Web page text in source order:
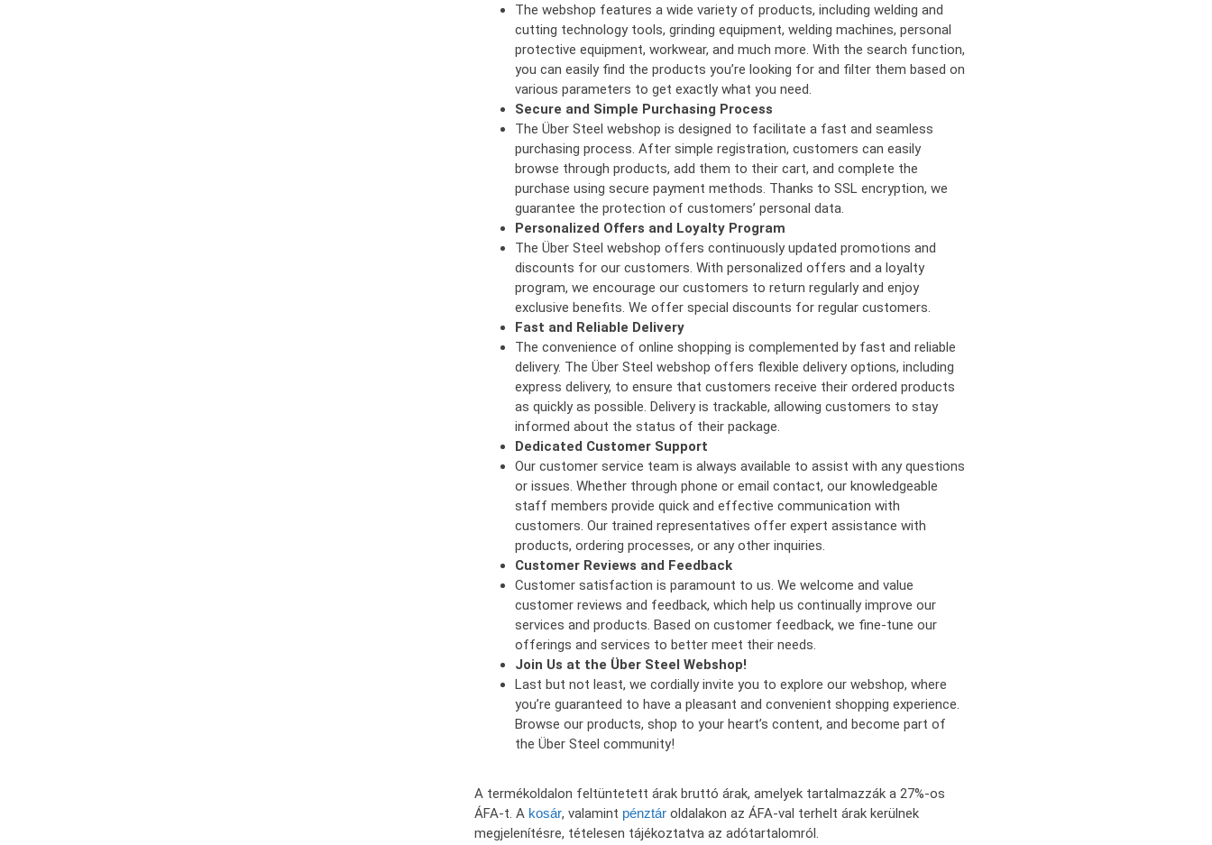
The webshop features a wide variety of products, including welding and
cutting technology tools, grinding equipment, welding machines, personal
protective equipment, workwear, and much more. With the search function,
you can easily find the products you’re looking for and filter them based on
various parameters to get exactly what you need.
Secure and Simple Purchasing Process
The Über Steel webshop is designed to facilitate a fast and seamless
purchasing process. After simple registration, customers can easily
browse through products, add them to their cart, and complete the
purchase using secure payment methods. Thanks to SSL encryption, we
guarantee the protection of customers’ personal data.
Personalized Offers and Loyalty Program
The Über Steel webshop offers continuously updated promotions and
discounts for our customers. With personalized offers and a loyalty
program, we encourage our customers to return regularly and enjoy
exclusive benefits. We offer special discounts for regular customers.
Fast and Reliable Delivery
The convenience of online shopping is complemented by fast and reliable
delivery. The Über Steel webshop offers flexible delivery options, including
express delivery, to ensure that customers receive their ordered products
as quickly as possible. Delivery is trackable, allowing customers to stay
informed about the status of their package.
Dedicated Customer Support
Our customer service team is always available to assist with any questions
or issues. Whether through phone or email contact, our knowledgeable
staff members provide quick and effective communication with
customers. Our trained representatives offer expert assistance with
products, ordering processes, or any other inquiries.
Customer Reviews and Feedback
Customer satisfaction is paramount to us. We welcome and value
customer reviews and feedback, which help us continually improve our
services and products. Based on customer feedback, we fine-tune our
offerings and services to better meet their needs.
Join Us at the Über Steel Webshop!
Last but not least, we cordially invite you to explore our webshop, where
you’re guaranteed to have a pleasant and convenient shopping experience.
Browse our products, shop to your heart’s content, and become part of
the Über Steel community!
A termékoldalon feltüntetett árak bruttó árak, amelyek tartalmazzák a 27%-os
ÁFA-t. A kosár, valamint pénztár oldalakon az ÁFA-val terhelt árak kerülnek
megjelenítésre, tételesen tájékoztatva az adótartalomról.